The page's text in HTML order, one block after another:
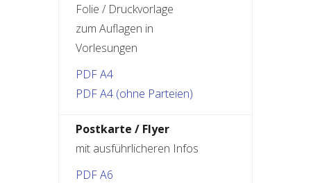
Folie / Druckvorlage
zum Auflagen in
Vorlesungen
PDF A4
PDF A4 (ohne Parteien)
Postkarte / Flyer
mit ausführlicheren Infos
PDF A6